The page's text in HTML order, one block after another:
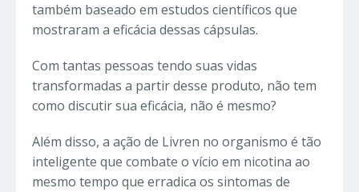
também baseado em estudos científicos que
mostraram a eficácia dessas cápsulas.
Com tantas pessoas tendo suas vidas
transformadas a partir desse produto, não tem
como discutir sua eficácia, não é mesmo?
Além disso, a ação de Livren no organismo é tão
inteligente que combate o vício em nicotina ao
mesmo tempo que erradica os sintomas de